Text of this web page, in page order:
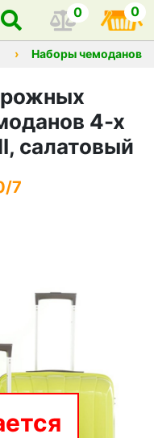
0 0
Наборы чемоданов
4-х
салатовый
7